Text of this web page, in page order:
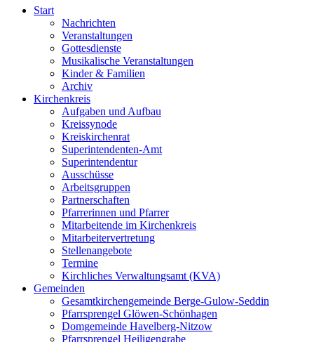
Start
Nachrichten
Veranstaltungen
Gottesdienste
Musikalische Veranstaltungen
Kinder & Familien
Archiv
Kirchenkreis
Aufgaben und Aufbau
Kreissynode
Kreiskirchenrat
Superintendenten-Amt
Superintendentur
Ausschüsse
Arbeitsgruppen
Partnerschaften
Pfarrerinnen und Pfarrer
Mitarbeitende im Kirchenkreis
Mitarbeitervertretung
Stellenangebote
Termine
Kirchliches Verwaltungsamt (KVA)
Gemeinden
Gesamtkirchengemeinde Berge-Gulow-Seddin
Pfarrsprengel Glöwen-Schönhagen
Domgemeinde Havelberg-Nitzow
Pfarrsprengel Heiligengrabe